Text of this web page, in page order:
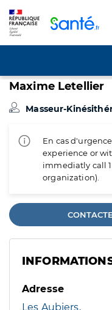
Maxime Letellier
Masseur-
En cas
experience or
immediatly call
organization).
Adresse
Les Aubiers,